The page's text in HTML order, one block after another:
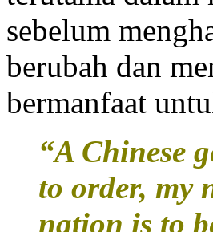
sebelum
berubah dan
bermanfaat
“A Chinese
to order, my
nation is to